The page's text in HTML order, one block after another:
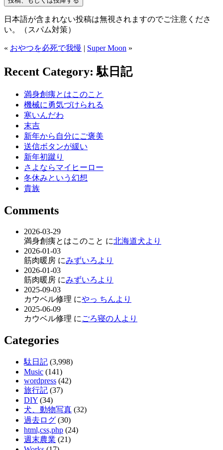
日本語が含まれない投稿は無視されますのでご注意くださ
い。（スパム対策）
« おやつを必死で我慢 | Super Moon »
Recent Category: 駄日記
満身創痍とはこのこと
機械に勇気づけられる
寒いんだわ
末吉
新年から自分にご褒美
送信ボタンが緩い
新年初蹴り
さよならマイヒーロー
冬休みという幻想
貴族
Comments
2026-03-29
満身創痍とはこのこと に北海道犬より
2026-01-03
筋肉暖房 にみずいろより
2026-01-03
筋肉暖房 にみずいろより
2025-09-03
カウベル修理 にやっ ちんより
2025-06-09
カウベル修理 に ごろ寝の人より
Categories
駄日記 (3,998)
Music (141)
wordpress (42)
旅行記 (37)
DIY (34)
犬、動物写真 (32)
過去ログ (30)
html,css,php (24)
週末農業 (21)